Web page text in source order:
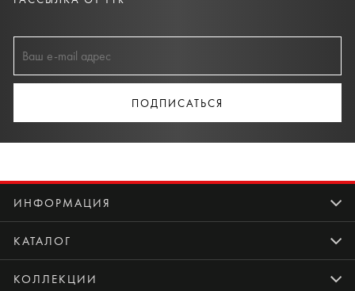
ПОДПИСАТЬСЯ
ИНФОРМАЦИЯ
КАТАЛОГ
КОЛЛЕКЦИИ